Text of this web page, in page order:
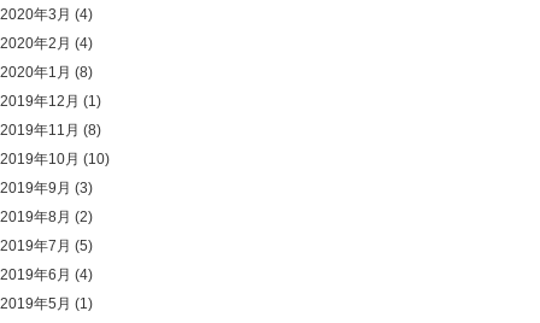
2020年3月 (4)
2020年2月 (4)
2020年1月 (8)
2019年12月 (1)
2019年11月 (8)
2019年10月 (10)
2019年9月 (3)
2019年8月 (2)
2019年7月 (5)
2019年6月 (4)
2019年5月 (1)